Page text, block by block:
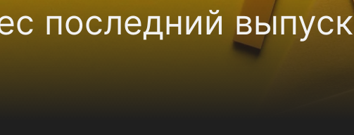
последний выпуск